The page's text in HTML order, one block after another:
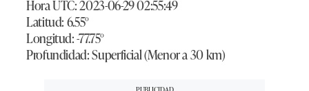
Hora UTC: 2023-06-29 02:55:49
Latitud: 6.55°
Longitud: -77.75°
Profundidad: Superficial (Menor a 30 km)